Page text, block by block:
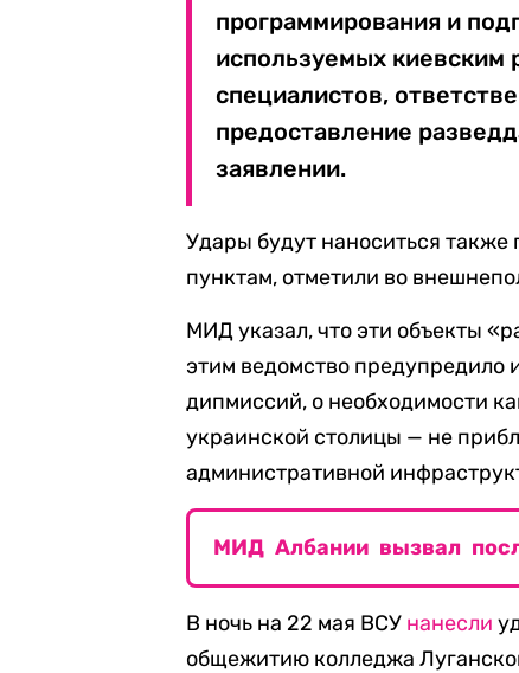
программирования и
используемых киевским
специалистов,
предоставление
заявлении.
Удары будут наноситься
пунктам, отметили во
МИД указал, что эти объекты
этим ведомство предупредило
дипмиссий, о необходимости
украинской столицы — не
административной
МИД Албании вызвал
В ночь на 22 мая ВСУ нанесли
общежитию колледжа